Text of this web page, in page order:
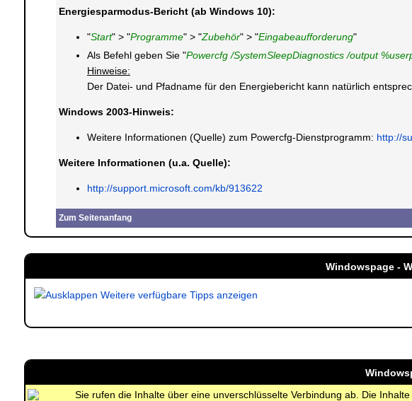
Energiesparmodus-Bericht (ab Windows 10):
"Start" > "Programme" > "Zubehör" > "Eingabeaufforderung"
Als Befehl geben Sie "Powercfg /SystemSleepDiagnostics /output
Hinweise:
Der Datei- und Pfadname für den Energiebericht kann natürlich
Windows 2003-Hinweis:
Weitere Informationen (Quelle) zum Powercfg-Dienstprogramm: http://
Weitere Informationen (u.a. Quelle):
http://support.microsoft.com/kb/913622
Zum Seitenanfang
Windowspage -
Weitere verfügbare Tipps anzeigen
Sie rufen die Inhalte über eine unverschlüsselte Verbindung ab. Die